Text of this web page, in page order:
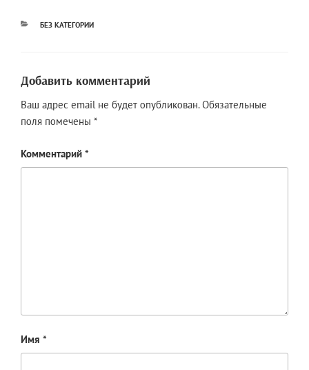
РУБРИКИ
БЕЗ КАТЕГОРИИ
Добавить комментарий
Ваш адрес email не будет опубликован. Обязательные
поля помечены *
Комментарий *
Имя *